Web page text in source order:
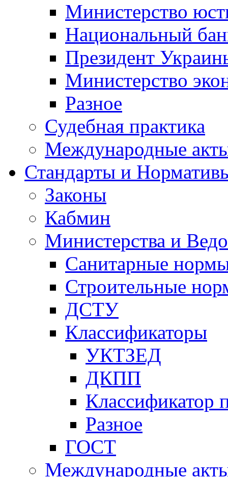
Министерство
Национальный
Президент
Министерство
Разное
Судебная практика
Международные
Стандарты и
Законы
Кабмин
Министерства и
Санитарные
Строительные
ДСТУ
Классификаторы
УКТЗЕД
ДКПП
Классификатор
Разное
ГОСТ
Международные